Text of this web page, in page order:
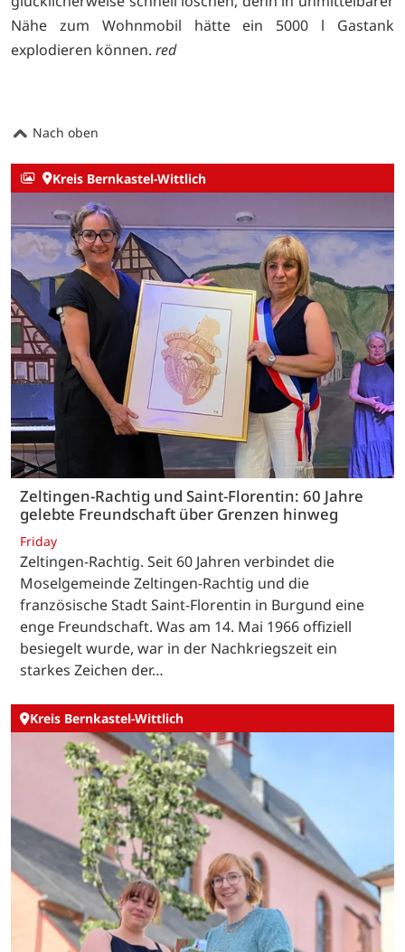
Nähe zum Wohnmobil hätte ein 5000 l Gastank
explodieren können. red
Nach oben
Kreis Bernkastel-Wittlich
Zeltingen-Rachtig und Saint-Florentin: 60 Jahre
gelebte Freundschaft über Grenzen hinweg
Friday
Zeltingen-Rachtig. Seit 60 Jahren verbindet die
Moselgemeinde Zeltingen-Rachtig und die
französische Stadt Saint-Florentin in Burgund eine
enge Freundschaft. Was am 14. Mai 1966 offiziell
besiegelt wurde, war in der Nachkriegszeit ein
starkes Zeichen der…
Kreis Bernkastel-Wittlich